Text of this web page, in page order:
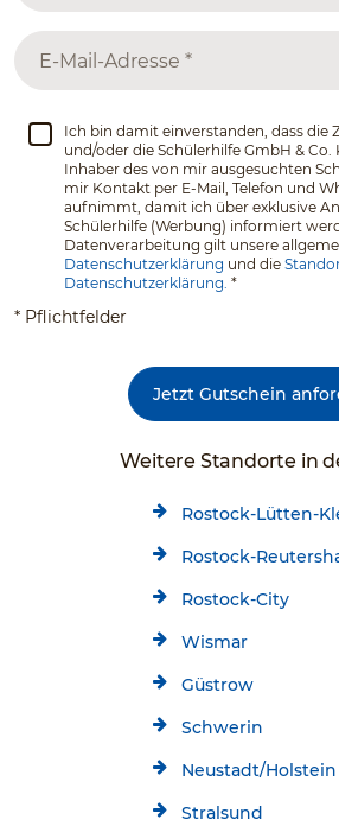
Ich bin damit einverstanden, dass die
und/oder die Schülerhilfe GmbH & Co.
Inhaber des von mir ausgesuchten
mir Kontakt per E-Mail, Telefon und
aufnimmt, damit ich über exklusive
Schülerhilfe (Werbung) informiert
Datenverarbeitung gilt unsere
Datenschutzerklärung und die
Datenschutzerklärung. *
* Pflichtfelder
Jetzt Gutschein
Weitere Standorte in
Rostock-Lütten-
Rostock-
Rostock-City
Wismar
Güstrow
Schwerin
Neustadt/Holstein
Stralsund